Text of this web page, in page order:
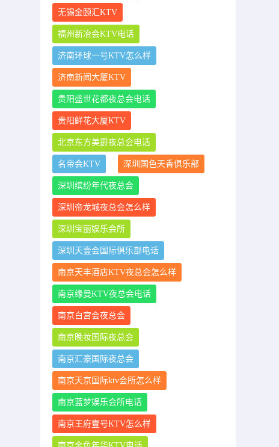
无锡金颐汇KTV
福州新冶会KTV电话
济南环球一号KTV怎么样
济南新闻大厦KTV
贵阳盛世花都夜总会电话
贵阳鲜花大厦KTV
北京东方美爵夜总会电话
名帝会KTV 深圳国色天香俱乐部
深圳缤纷年代夜总会
深圳帝龙城夜总会怎么样
深圳宝丽娱乐会所
深圳天壹会国际俱乐部电话
南京天丰酒店KTV夜总会怎么样
南京缘曼KTV夜总会电话
南京白宫会夜总会
南京晚妆国际夜总会
南京汇豪国际夜总会
南京天京国际ktv会所怎么样
南京蓝梦娱乐会所电话
南京王府壹号KTV怎么样